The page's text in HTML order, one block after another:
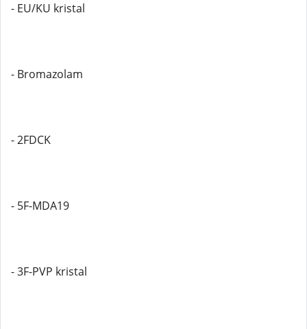
- EU/KU kristal
- Bromazolam
- 2FDCK
- 5F-MDA19
- 3F-PVP kristal